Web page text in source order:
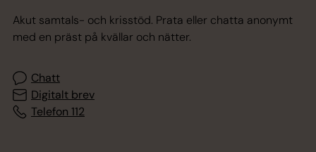
Akut samtals- och krisstöd. Prata eller chatta anonymt
med en präst på kvällar och nätter.
Chatt
Digitalt brev
Telefon 112